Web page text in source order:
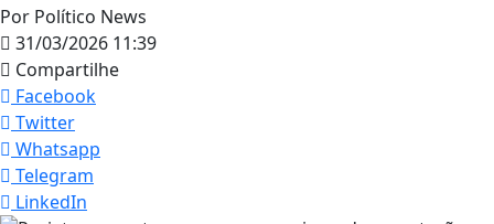
Por Político News
31/03/2026 11:39
Compartilhe
Facebook
Twitter
Whatsapp
Telegram
LinkedIn